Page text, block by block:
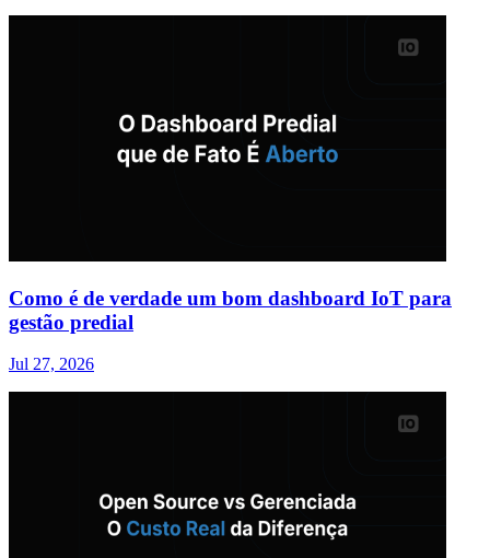
Como é de verdade um bom dashboard IoT para
gestão predial
Jul 27, 2026